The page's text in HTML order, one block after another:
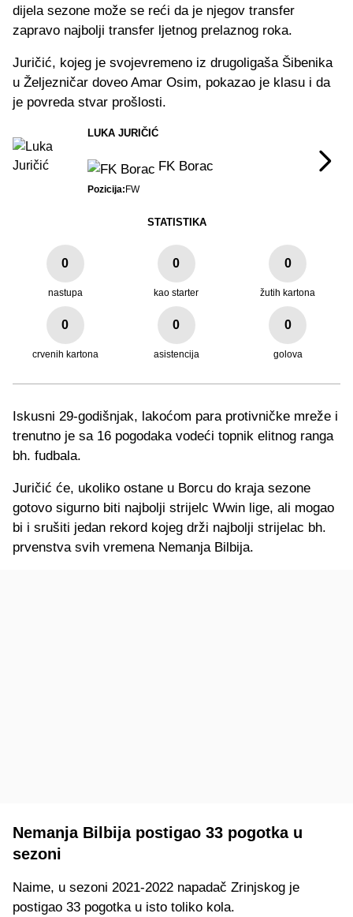
dijela sezone može se reći da je njegov transfer
zapravo najbolji transfer ljetnog prelaznog roka.
Juričić, kojeg je svojevremeno iz drugoligaša Šibenika
u Željezničar doveo Amar Osim, pokazao je klasu i da
je povreda stvar prošlosti.
LUKA JURIČIĆ
FK Borac
Pozicija:FW
STATISTIKA
0
nastupa
0
kao starter
0
žutih kartona
0
crvenih kartona
0
asistencija
0
golova
Iskusni 29-godišnjak, lakoćom para protivničke mreže i
trenutno je sa 16 pogodaka vodeći topnik elitnog ranga
bh. fudbala.
Juričić će, ukoliko ostane u Borcu do kraja sezone
gotovo sigurno biti najbolji strijelc Wwin lige, ali mogao
bi i srušiti jedan rekord kojeg drži najbolji strijelac bh.
prvenstva svih vremena Nemanja Bilbija.
Nemanja Bilbija postigao 33 pogotka u
sezoni
Naime, u sezoni 2021-2022 napadač Zrinjskog je
postigao 33 pogotka u isto toliko kola.